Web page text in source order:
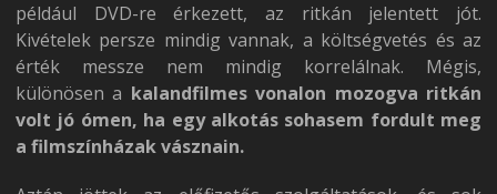
például DVD-re érkezett, az ritkán jelentett jót.
Kivételek persze mindig vannak, a költségvetés és az
érték messze nem mindig korrelálnak. Mégis,
különösen a kalandfilmes vonalon mozogva ritkán
volt jó ómen, ha egy alkotás sohasem fordult meg
a filmszínházak vásznain.